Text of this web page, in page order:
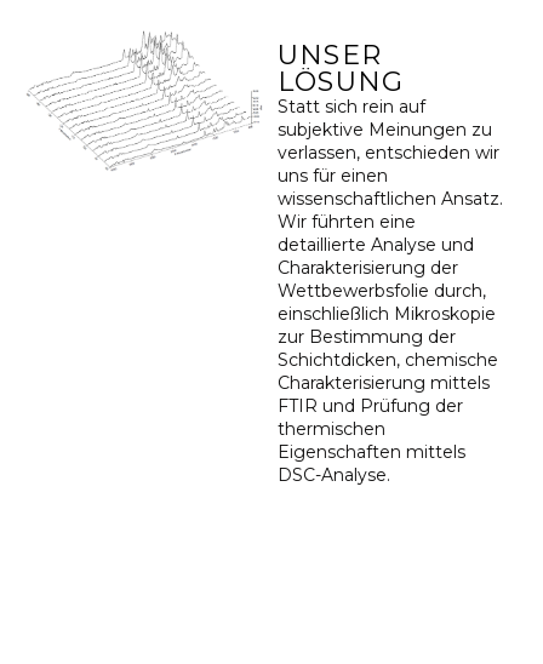
UNSER
LÖSUNG
Statt sich rein auf
subjektive Meinungen zu
verlassen, entschieden wir
uns für einen
wissenschaftlichen Ansatz.
Wir führten eine
detaillierte Analyse und
Charakterisierung der
Wettbewerbsfolie durch,
einschließlich Mikroskopie
zur Bestimmung der
Schichtdicken, chemische
Charakterisierung mittels
FTIR und Prüfung der
thermischen
Eigenschaften mittels
DSC-Analyse.